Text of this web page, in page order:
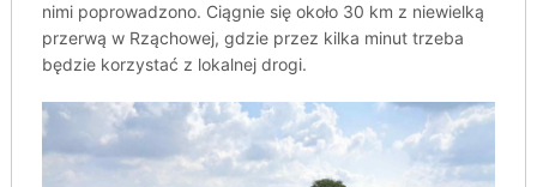
nimi poprowadzono. Ciągnie się około 30 km z niewielką
przerwą w Rząchowej, gdzie przez kilka minut trzeba
będzie korzystać z lokalnej drogi.